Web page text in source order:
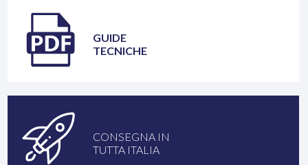
GUIDE
TECNICHE
CONSEGNA IN
TUTTA ITALIA